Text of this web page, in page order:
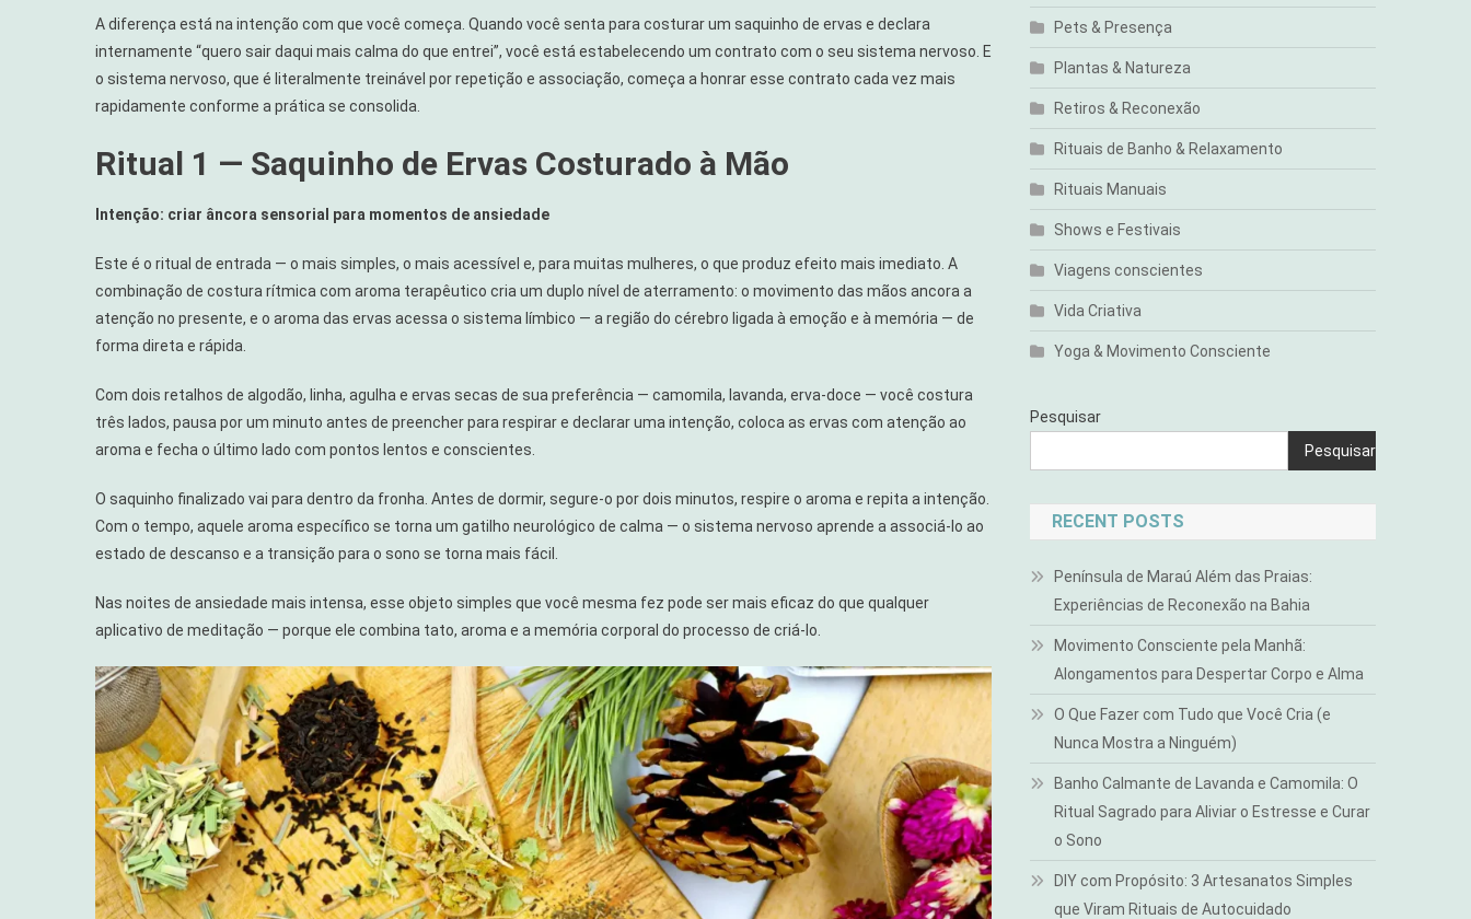
A diferença está na intenção com que você começa. Quando você senta para costurar um saquinho de ervas e declara
internamente “quero sair daqui mais calma do que entrei”, você está estabelecendo um contrato com o seu sistema nervoso. E
o sistema nervoso, que é literalmente treinável por repetição e associação, começa a honrar esse contrato cada vez mais
rapidamente conforme a prática se consolida.
Ritual 1 — Saquinho de Ervas Costurado à Mão
Intenção: criar âncora sensorial para momentos de ansiedade
Este é o ritual de entrada — o mais simples, o mais acessível e, para muitas mulheres, o que produz efeito mais imediato. A
combinação de costura rítmica com aroma terapêutico cria um duplo nível de aterramento: o movimento das mãos ancora a
atenção no presente, e o aroma das ervas acessa o sistema límbico — a região do cérebro ligada à emoção e à memória — de
forma direta e rápida.
Com dois retalhos de algodão, linha, agulha e ervas secas de sua preferência — camomila, lavanda, erva-doce — você costura
três lados, pausa por um minuto antes de preencher para respirar e declarar uma intenção, coloca as ervas com atenção ao
aroma e fecha o último lado com pontos lentos e conscientes.
O saquinho finalizado vai para dentro da fronha. Antes de dormir, segure-o por dois minutos, respire o aroma e repita a intenção.
Com o tempo, aquele aroma específico se torna um gatilho neurológico de calma — o sistema nervoso aprende a associá-lo ao
estado de descanso e a transição para o sono se torna mais fácil.
Nas noites de ansiedade mais intensa, esse objeto simples que você mesma fez pode ser mais eficaz do que qualquer
aplicativo de meditação — porque ele combina tato, aroma e a memória corporal do processo de criá-lo.
Pets & Presença
Plantas & Natureza
Retiros & Reconexão
Rituais de Banho & Relaxamento
Rituais Manuais
Shows e Festivais
Viagens conscientes
Vida Criativa
Yoga & Movimento Consciente
Pesquisar
Pesquisar
RECENT POSTS
Península de Maraú Além das Praias:
Experiências de Reconexão na Bahia
Movimento Consciente pela Manhã:
Alongamentos para Despertar Corpo e Alma
O Que Fazer com Tudo que Você Cria (e
Nunca Mostra a Ninguém)
Banho Calmante de Lavanda e Camomila: O
Ritual Sagrado para Aliviar o Estresse e Curar
o Sono
DIY com Propósito: 3 Artesanatos Simples
que Viram Rituais de Autocuidado